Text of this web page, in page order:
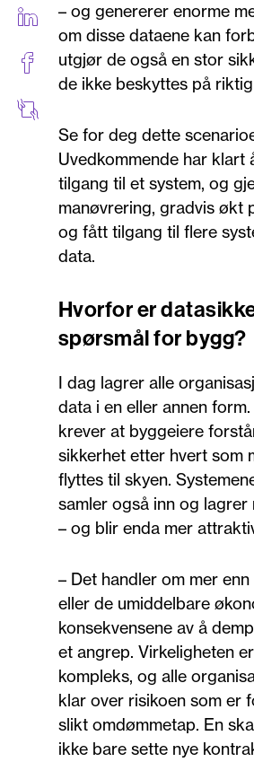
– og genererer enorme
om disse dataene kan
utgjør de også en stor
de ikke beskyttes på
Se for deg dette
Uvedkommende har klart
tilgang til et system, og
manøvrering, gradvis økt
og fått tilgang til flere
data.
Hvorfor er
spørsmål for bygg?
I dag lagrer alle
data i en eller annen
krever at byggeiere
sikkerhet etter hvert som
flyttes til skyen.
samler også inn og
– og blir enda mer
– Det handler om mer
eller de umiddelbare
konsekvensene av å
et angrep. Virkeligheten
kompleks, og alle
klar over risikoen som er
slikt omdømmetap. En
ikke bare sette nye